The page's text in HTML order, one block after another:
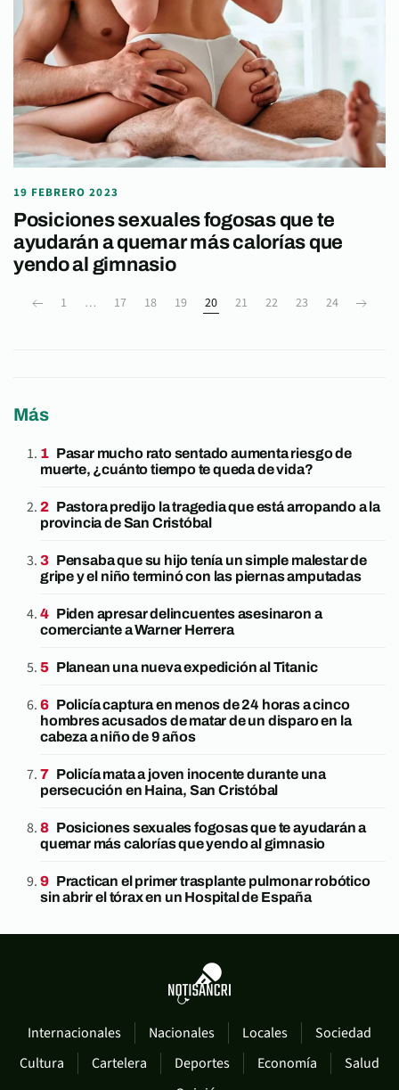
19 FEBRERO 2023
Posiciones sexuales fogosas que te
ayudarán a quemar más calorías que
yendo al gimnasio
1 … 17 18 19 20 21 22 23 24
Más
Pasar mucho rato sentado aumenta riesgo de
muerte, ¿cuánto tiempo te queda de vida?
Pastora predijo la tragedia que está arropando a la
provincia de San Cristóbal
Pensaba que su hijo tenía un simple malestar de
gripe y el niño terminó con las piernas amputadas
Piden apresar delincuentes asesinaron a
comerciante a Warner Herrera
Planean una nueva expedición al Titanic
Policía captura en menos de 24 horas a cinco
hombres acusados de matar de un disparo en la
cabeza a niño de 9 años
Policía mata a joven inocente durante una
persecución en Haina, San Cristóbal
Posiciones sexuales fogosas que te ayudarán a
quemar más calorías que yendo al gimnasio
Practican el primer trasplante pulmonar robótico
sin abrir el tórax en un Hospital de España
Internacionales Nacionales Locales
Sociedad
Cultura
Cartelera Deportes Economía
Salud